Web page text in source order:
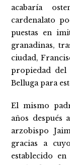
acabaría
cardenalato
puestas en
granadinas,
ciudad,
propiedad del
Belluga para
El mismo
años después
arzobispo
gracias a
establecido